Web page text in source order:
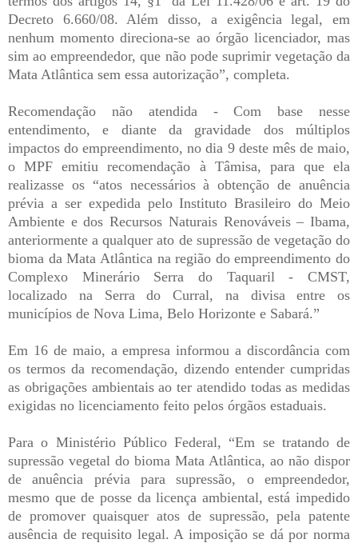
Decreto 6.660/08. Além disso, a exigência legal, em
nenhum momento direciona-se ao órgão licenciador, mas
sim ao empreendedor, que não pode suprimir vegetação da
Mata Atlântica sem essa autorização”, completa.
Recomendação não atendida - Com base nesse
entendimento, e diante da gravidade dos múltiplos
impactos do empreendimento, no dia 9 deste mês de maio,
o MPF emitiu recomendação à Tâmisa, para que ela
realizasse os “atos necessários à obtenção de anuência
prévia a ser expedida pelo Instituto Brasileiro do Meio
Ambiente e dos Recursos Naturais Renováveis – Ibama,
anteriormente a qualquer ato de supressão de vegetação do
bioma da Mata Atlântica na região do empreendimento do
Complexo Minerário Serra do Taquaril - CMST,
localizado na Serra do Curral, na divisa entre os
municípios de Nova Lima, Belo Horizonte e Sabará.”
Em 16 de maio, a empresa informou a discordância com
os termos da recomendação, dizendo entender cumpridas
as obrigações ambientais ao ter atendido todas as medidas
exigidas no licenciamento feito pelos órgãos estaduais.
Para o Ministério Público Federal, “Em se tratando de
supressão vegetal do bioma Mata Atlântica, ao não dispor
de anuência prévia para supressão, o empreendedor,
mesmo que de posse da licença ambiental, está impedido
de promover quaisquer atos de supressão, pela patente
ausência de requisito legal. A imposição se dá por norma